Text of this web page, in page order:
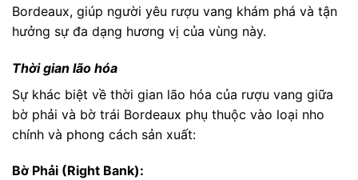
Bordeaux, giúp người yêu rượu vang khám phá và tận
hưởng sự đa dạng hương vị của vùng này.
Thời gian lão hóa
Sự khác biệt về thời gian lão hóa của rượu vang giữa
bờ phải và bờ trái Bordeaux phụ thuộc vào loại nho
chính và phong cách sản xuất:
Bờ Phải (Right Bank):